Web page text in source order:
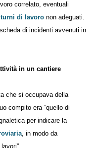
la stanchezza,
lavoro correlato, eventuali
turni di lavoronon
in un cantiere
che si occupava della
compito era “quello di